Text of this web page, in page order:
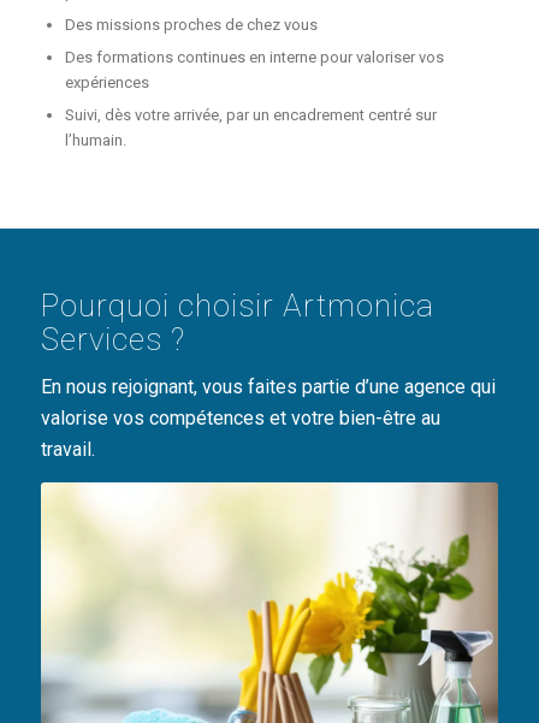
Des missions proches de chez vous
Des formations continues en interne pour valoriser vos
expériences
Suivi, dès votre arrivée, par un encadrement centré sur
l’humain.
Pourquoi choisir Artmonica
Services ?
En nous rejoignant, vous faites partie d’une agence qui
valorise vos compétences et votre bien-être au
travail.